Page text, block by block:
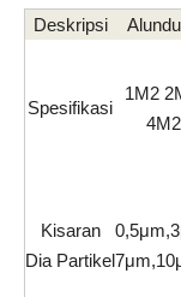
Deskripsi
Spesifikasi
1M2
Kisaran
Dia Partikel